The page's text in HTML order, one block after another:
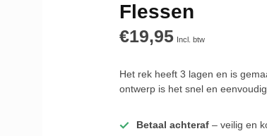
Flessen
€19,95 Incl. btw
Het rek heeft 3 lagen en is
ontwerp is het snel en
Betaal achteraf – veilig en